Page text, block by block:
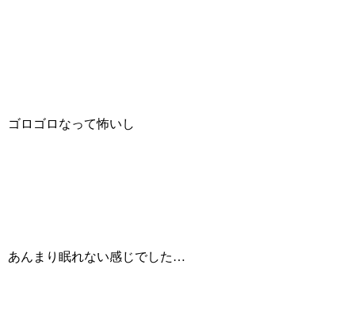
ゴロゴロなって怖いし
あんまり眠れない感じでした…